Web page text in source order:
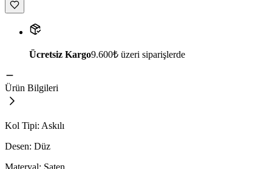
Ücretsiz Kargo9.600₺ üzeri siparişlerde
Ürün Bilgileri
Kol Tipi: Askılı
Desen: Düz
Materyal: Saten